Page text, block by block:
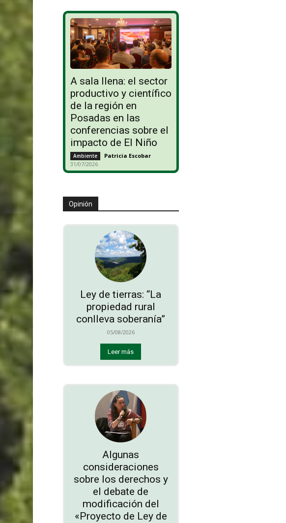
A sala llena: el sector
productivo y científico
de la región en
Posadas en las
conferencias sobre el
impacto de El Niño
Ambiente Patricia Escobar -
31/07/2026
Opinión
Ley de tierras: “La
propiedad rural
conlleva soberanía”
05/08/2026
Leer más
Algunas
consideraciones
sobre los derechos y
el debate de
modificación del
«Proyecto de Ley de